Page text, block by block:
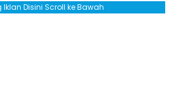
Iklan Disini Scroll ke Bawah